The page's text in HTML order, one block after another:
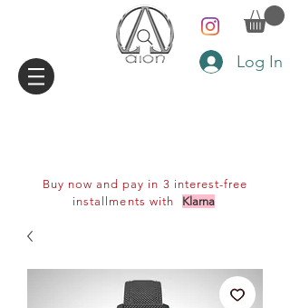
Log In
Buy now and pay in 3 interest-free
installments with
Klarna